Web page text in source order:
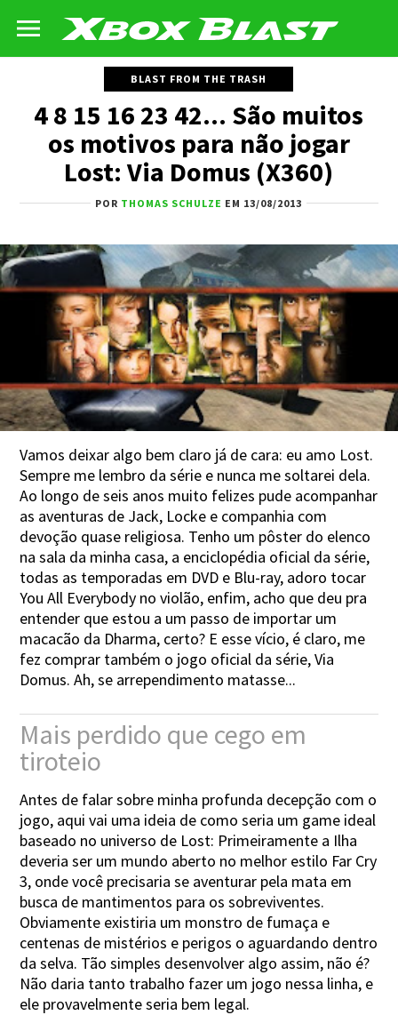
BLAST FROM THE TRASH
4 8 15 16 23 42... São muitos
os motivos para não jogar
Lost: Via Domus (X360)
POR THOMAS SCHULZE EM 13/08/2013
Vamos deixar algo bem claro já de cara: eu amo Lost.
Sempre me lembro da série e nunca me soltarei dela.
Ao longo de seis anos muito felizes pude acompanhar
as aventuras de Jack, Locke e companhia com
devoção quase religiosa. Tenho um pôster do elenco
na sala da minha casa, a enciclopédia oficial da série,
todas as temporadas em DVD e Blu-ray, adoro tocar
You All Everybody no violão, enfim, acho que deu pra
entender que estou a um passo de importar um
macacão da Dharma, certo? E esse vício, é claro, me
fez comprar também o jogo oficial da série, Via
Domus. Ah, se arrependimento matasse...
Mais perdido que cego em
tiroteio
Antes de falar sobre minha profunda decepção com o
jogo, aqui vai uma ideia de como seria um game ideal
baseado no universo de Lost: Primeiramente a Ilha
deveria ser um mundo aberto no melhor estilo Far Cry
3, onde você precisaria se aventurar pela mata em
busca de mantimentos para os sobreviventes.
Obviamente existiria um monstro de fumaça e
centenas de mistérios e perigos o aguardando dentro
da selva. Tão simples desenvolver algo assim, não é?
Não daria tanto trabalho fazer um jogo nessa linha, e
ele provavelmente seria bem legal.